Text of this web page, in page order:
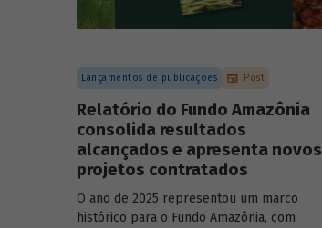
Lançamentos de publicações Post
Relatório do Fundo Amazônia
consolida resultados
alcançados e apresenta novos
projetos contratados
O ano de 2025 representou um marco
histórico para o Fundo Amazônia, com